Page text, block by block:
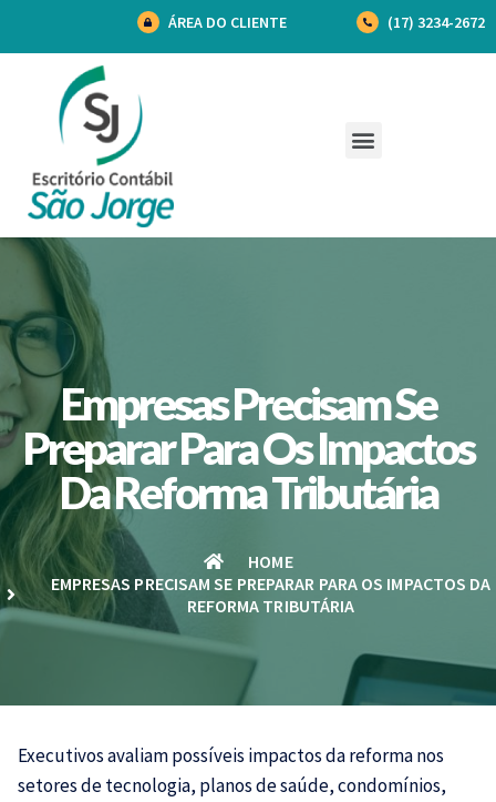
ÁREA DO CLIENTE (17) 3234-2672
Empresas Precisam Se
Preparar Para Os Impactos
Da Reforma Tributária
HOME
EMPRESAS PRECISAM SE PREPARAR PARA OS IMPACTOS DA
REFORMA TRIBUTÁRIA
Executivos avaliam possíveis impactos da reforma nos
setores de tecnologia, planos de saúde, condomínios,